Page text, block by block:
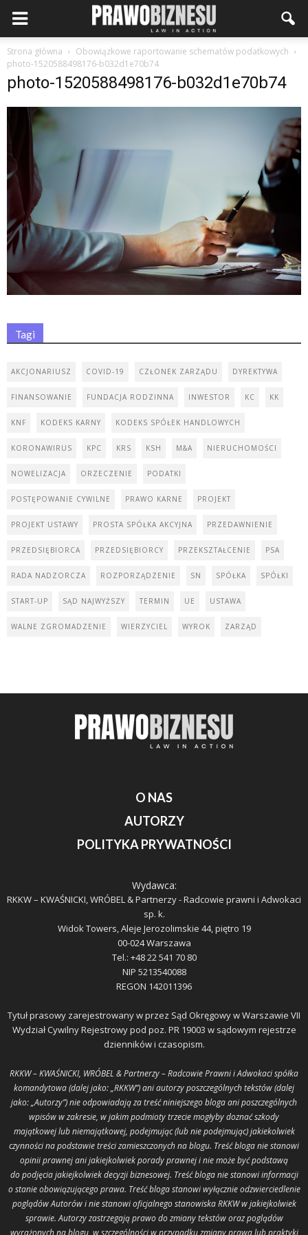
Strona główna
Obowiązkowe raportowanie schematów podatkowych
photo-1520588498176-b032d1e70b74
photo-1520588498176-b032d1e70b74
Tagi
AKCJONARIUSZ COVID-19 CZŁONEK ZARZĄDU DYREKTYWA
FINANSOWANIE FUNDACJA RODZINNA INWESTOR KC KK
KNF KODEKS KARNY KODEKS SPÓŁEK HANDLOWYCH
KORONAWIRUS KPC KRS KSH M&A NIERUCHOMOŚCI
NOWELIZACJA ORZECZENIE PODATKI
POSTĘPOWANIE CYWILNE PRAWO KARNE PROJEKT
PROJEKT USTAWY PROSTA SPÓŁKA AKCYJNA PRZEDAWNIENIE
PRZEDSIĘBIORCA PRZEDSIĘBIORCY PRZEKSZTAŁCENIE PSA
RADA NADZORCZA ROZPORZĄDZENIE SN SPÓŁKA SPÓŁKI
START-UP SĄD NAJWYŻSZY TERMIN UE USTAWA
WALNE ZGROMADZENIE WIERZYCIEL WYROK ZARZĄD
O NAS
AUTORZY
POLITYKA PRYWATNOŚCI
Wydawca:
RKKW – KWAŚNICKI, WRÓBEL & Partnerzy - Radcowie prawni i Adwokaci
sp. k.
Widok Towers, Aleje Jerozolimskie 44, piętro 19
00-024 Warszawa
Tel.: +48 22 541 70 80
NIP 5213540088
REGON 142011396
Tytuł prasowy zarejestrowany w przez Sąd Okręgowy w Warszawie VII
Wydział Cywilny Rejestrowy pod poz. PR 19003 w sądowym rejestrze
dzienników i czasopism.
RKKW – KWAŚNICKI, WRÓBEL & Partnerzy – Radcowie Prawni i Adwokaci spółka
komandytowa (dalej jako: „RKKW”) ani autorzy poszczególnych tekstów (dalej
jako: „Autorzy”) nie odpowiadają za treść niniejszego bloga ani poszczególnych
wpisów w zakresie, w jakim podmioty trzecie mogłyby doznać szkody
majątkowej lub niemajątkowej, podejmując (lub nie podejmując) jakiekolwiek
czynności na podstawie treści zamieszczonych na blogu. Treść bloga nie stanowi
opinii prawnej ani jakiejkolwiek porady prawnej i nie może być podstawą
do podjęcia jakiejkolwiek decyzji biznesowej. Treść bloga nie stanowi informacji
o stanie obowiązującego prawa. Treść bloga stanowi wyłącznie odzwierciedlenie
poglądów Autorów i nie stanowi oficjalnego stanowiska RKKW w jakiejkolwiek
sprawie. Autorzy zastrzegają prawo do zmiany tekstów oraz poglądów
wyrażonych na blogu, w szczególności w przypadku zmiany prawa lub praktyki